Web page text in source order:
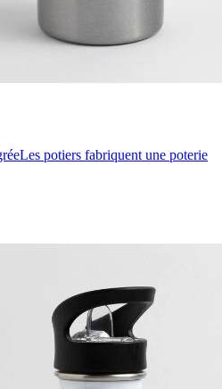
Les potiers fabriquent une poterie